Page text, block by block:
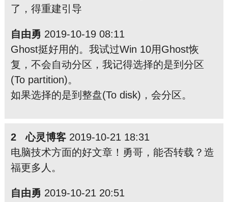
了，得重建引导
自由勇 2019-10-19 08:11
Ghost挺好用的。我试过Win 10用Ghost恢
复，不会自动分区，我记得选择的是到分区
(To partition)。
如果选择的是到整盘(To disk)，会分区。
2 心灵博客2019-10-21 18:31
电脑技术方面的好文章！勇哥，能否转载？造
福更多人。
自由勇 2019-10-21 20:51